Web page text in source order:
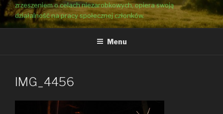
zrzeszeniem o celach niezarobkowych, opiera swoją
działalność na pracy społecznej członków.
Menu
IMG_4456